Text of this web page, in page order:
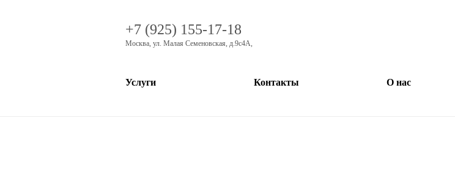
+7 (925) 155-17-18
Москва, ул. Малая Семеновская, д.9с4А,
Услуги Контакты О нас